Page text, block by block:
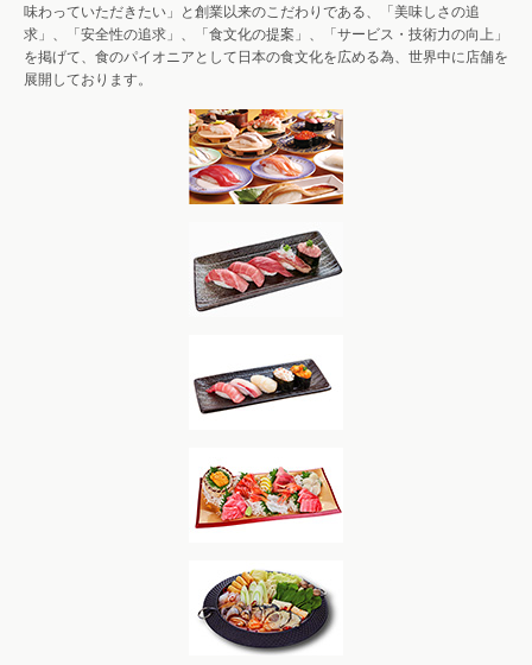
味わっていただきたい」と創業以来のこだわりである、「美味しさの追
求」、「安全性の追求」、「食文化の提案」、「サービス・技術力の向上」
を掲げて、食のパイオニアとして日本の食文化を広める為、世界中に店舗を
展開しております。